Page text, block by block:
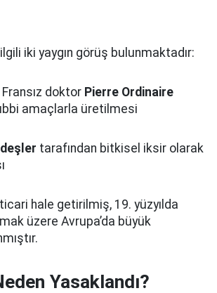
ilgili iki yaygın görüş bulunmaktadır:
Fransız doktor Pierre Ordinaire
amaçlarla üretilmesi
tarafından bitkisel iksir olarak
hale getirilmiş, 19. yüzyılda
üzere Avrupa’da büyük
Yasaklandı?